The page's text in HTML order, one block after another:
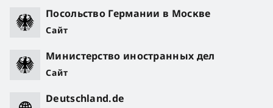
Посольство Германии в Москве
Сайт
Министерство иностранных дел
Сайт
Deutschland.de